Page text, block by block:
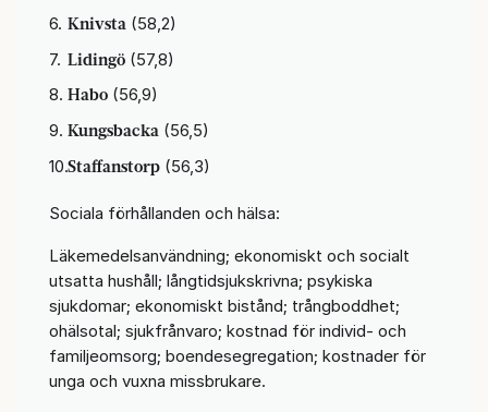
Knivsta (58,2)
Lidingö (57,8)
Habo (56,9)
Kungsbacka (56,5)
Staffanstorp (56,3)
Sociala förhållanden och hälsa:
Läkemedelsanvändning; ekonomiskt och socialt
utsatta hushåll; långtidsjukskrivna; psykiska
sjukdomar; ekonomiskt bistånd; trångboddhet;
ohälsotal; sjukfrånvaro; kostnad för individ- och
familjeomsorg; boendesegregation; kostnader för
unga och vuxna missbrukare.